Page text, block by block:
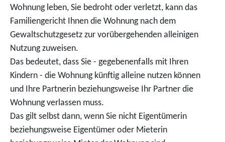
Wohnung leben, Sie bedroht oder verletzt, kann das
Familiengericht Ihnen die Wohnung nach dem
Gewaltschutzgesetz zur vorübergehenden alleinigen
Nutzung zuweisen.
Das bedeutet, dass Sie - gegebenenfalls mit Ihren
Kindern - die Wohnung künftig alleine nutzen können
und Ihre Partnerin beziehungsweise Ihr Partner die
Wohnung verlassen muss.
Das gilt selbst dann, wenn Sie nicht Eigentümerin
beziehungsweise Eigentümer oder Mieterin